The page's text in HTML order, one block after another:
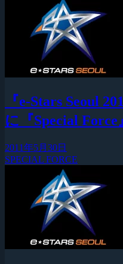
『e-Stars Seoul
に『Special Force
2011年5月30日
SPECIAL FORCE